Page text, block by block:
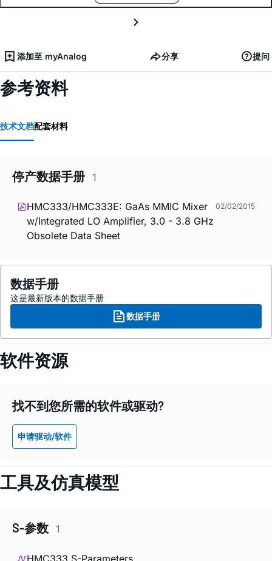
添加至 myAnalog 分享 提问
参考资料
技术文档配套材料
停产数据手册 1
HMC333/HMC333E: GaAs MMIC Mixer
w/Integrated LO Amplifier, 3.0 - 3.8 GHz
Obsolete Data Sheet
02/02/2015
数据手册
这是最新版本的数据手册
数据手册
软件资源
找不到您所需的软件或驱动?
申请驱动/软件
工具及仿真模型
S-参数 1
HMC333 S-Parameters